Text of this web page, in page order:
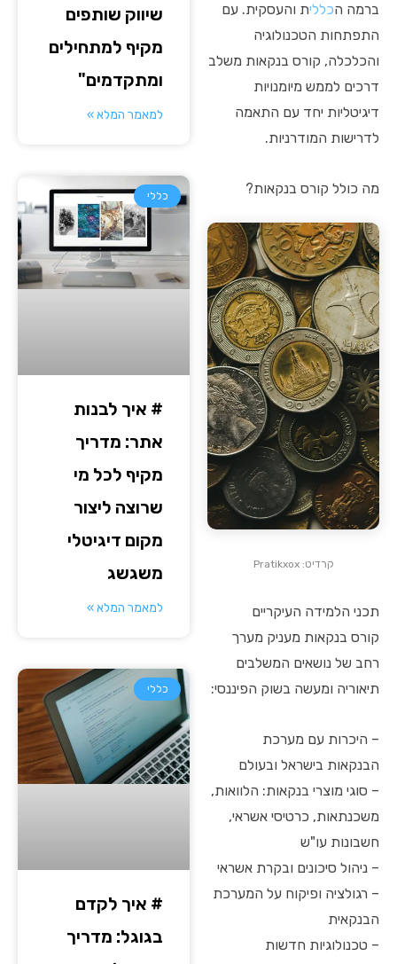
ברמה הכללית והעסקית. עם
התפתחות הטכנולוגיה
והכלכלה, קורס בנקאות משלב
דרכים לממש מיומנויות
דיגיטליות יחד עם התאמה
לדרישות המודרניות.
מה כולל קורס בנקאות?
קרדיט: Pratikxox
תכני הלמידה העיקריים
קורס בנקאות מעניק מערך
רחב של נושאים המשלבים
תיאוריה ומעשה בשוק הפיננסי:
– היכרות עם מערכת
הבנקאות בישראל ובעולם
– סוגי מוצרי בנקאות: הלוואות,
משכנתאות, כרטיסי אשראי,
חשבונות עו"ש
– ניהול סיכונים ובקרת אשראי
– רגולציה ופיקוח על המערכת
הבנקאית
– טכנולוגיות חדשות
שיווק שותפים
מקיף למתחילים
ומתקדמים"
למאמר המלא »
כללי
# איך לבנות
אתר: מדריך
מקיף לכל מי
שרוצה ליצור
מקום דיגיטלי
משגשג
למאמר המלא »
כללי
# איך לקדם
בגוגל: מדריך